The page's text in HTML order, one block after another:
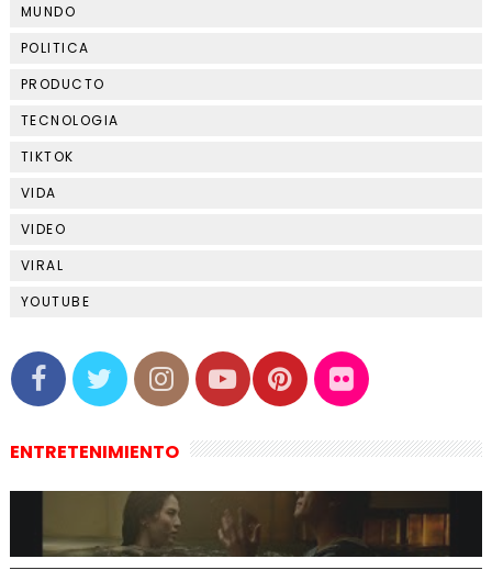
MUNDO
POLITICA
PRODUCTO
TECNOLOGIA
TIKTOK
VIDA
VIDEO
VIRAL
YOUTUBE
ENTRETENIMIENTO